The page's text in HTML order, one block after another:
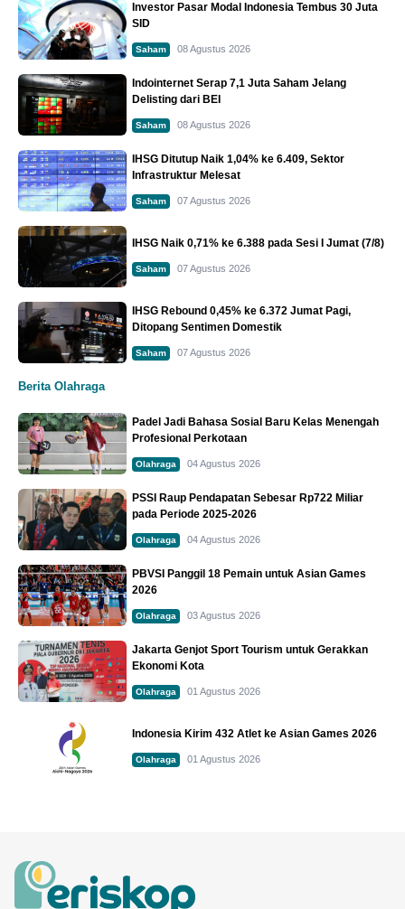
Investor Pasar Modal Indonesia Tembus 30 Juta
SID
Saham 08 Agustus 2026
Indointernet Serap 7,1 Juta Saham Jelang
Delisting dari BEI
Saham 08 Agustus 2026
IHSG Ditutup Naik 1,04% ke 6.409, Sektor
Infrastruktur Melesat
Saham 07 Agustus 2026
IHSG Naik 0,71% ke 6.388 pada Sesi I Jumat (7/8)
Saham 07 Agustus 2026
IHSG Rebound 0,45% ke 6.372 Jumat Pagi,
Ditopang Sentimen Domestik
Saham 07 Agustus 2026
Berita Olahraga
Padel Jadi Bahasa Sosial Baru Kelas Menengah
Profesional Perkotaan
Olahraga 04 Agustus 2026
PSSI Raup Pendapatan Sebesar Rp722 Miliar
pada Periode 2025-2026
Olahraga 04 Agustus 2026
PBVSI Panggil 18 Pemain untuk Asian Games
2026
Olahraga 03 Agustus 2026
Jakarta Genjot Sport Tourism untuk Gerakkan
Ekonomi Kota
Olahraga 01 Agustus 2026
Indonesia Kirim 432 Atlet ke Asian Games 2026
Olahraga 01 Agustus 2026